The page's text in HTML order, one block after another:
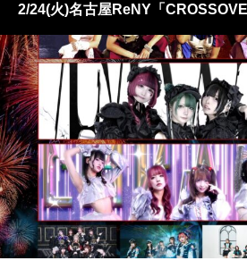
2/24(火)名古屋ReNY「